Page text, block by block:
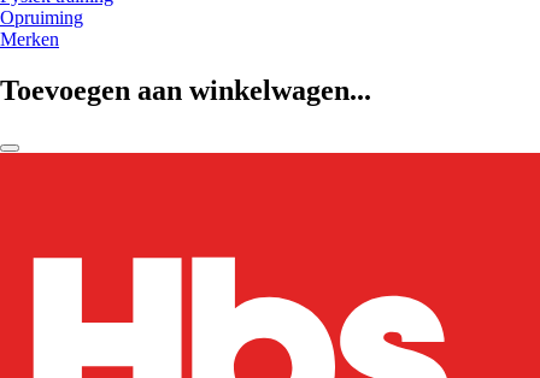
Opruiming
Merken
Toevoegen aan winkelwagen...